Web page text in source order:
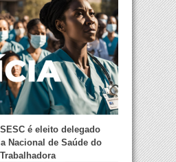
é eleito delegado
Nacional de Saúde do